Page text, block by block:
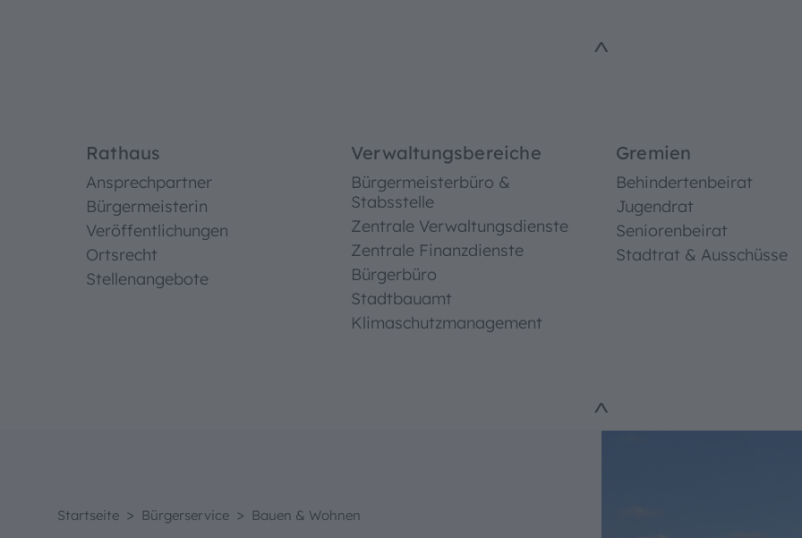
Standardschriften
^
Rathaus
Ansprechpartner
Bürgermeisterin
Veröffentlichungen
Ortsrecht
Stellenangebote
Verwaltungsbereiche
Bürgermeisterbüro &
Stabsstelle
Zentrale Verwaltungsdienste
Zentrale Finanzdienste
Bürgerbüro
Stadtbauamt
Klimaschutzmanagement
Gremien
Behindertenbeirat
Jugendrat
Seniorenbeirat
Stadtrat & Ausschüsse
^
Startseite > Bürgerservice > Bauen & Wohnen